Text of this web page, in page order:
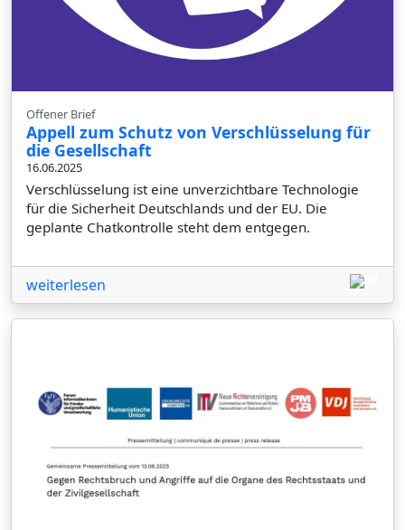
Offener Brief
Appell zum Schutz von Verschlüsselung für
die Gesellschaft
16.06.2025
Verschlüsselung ist eine unverzichtbare Technologie
für die Sicherheit Deutschlands und der EU. Die
geplante Chatkontrolle steht dem entgegen.
weiterlesen